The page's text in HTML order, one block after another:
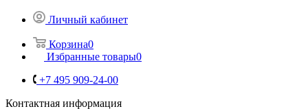
Личный кабинет
Корзина0
Избранные товары0
+7 495 909-24-00
Контактная информация